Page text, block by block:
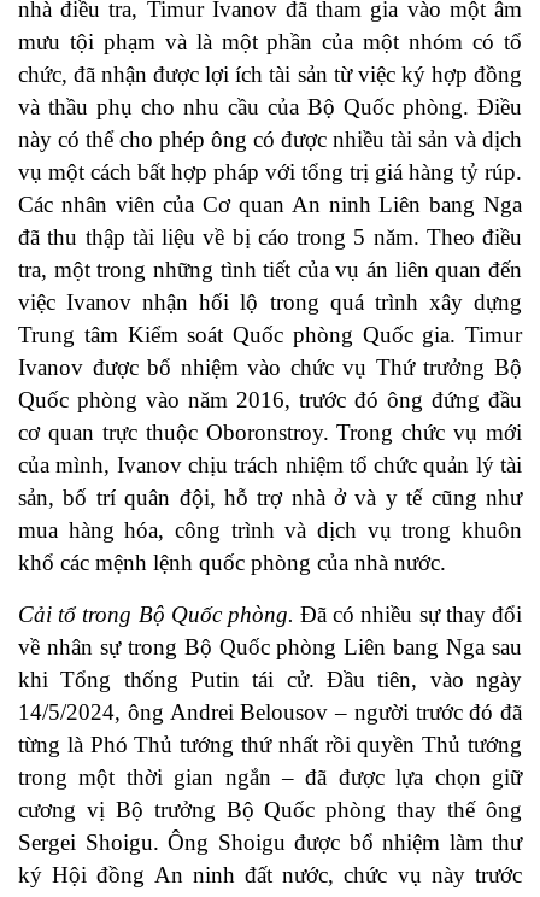
nhà điều tra, Timur Ivanov đã tham gia vào một âm
mưu tội phạm và là một phần của một nhóm có tổ
chức, đã nhận được lợi ích tài sản từ việc ký hợp đồng
và thầu phụ cho nhu cầu của Bộ Quốc phòng. Điều
này có thể cho phép ông có được nhiều tài sản và dịch
vụ một cách bất hợp pháp với tổng trị giá hàng tỷ rúp.
Các nhân viên của Cơ quan An ninh Liên bang Nga
đã thu thập tài liệu về bị cáo trong 5 năm. Theo điều
tra, một trong những tình tiết của vụ án liên quan đến
việc Ivanov nhận hối lộ trong quá trình xây dựng
Trung tâm Kiểm soát Quốc phòng Quốc gia. Timur
Ivanov được bổ nhiệm vào chức vụ Thứ trưởng Bộ
Quốc phòng vào năm 2016, trước đó ông đứng đầu
cơ quan trực thuộc Oboronstroy. Trong chức vụ mới
của mình, Ivanov chịu trách nhiệm tổ chức quản lý tài
sản, bố trí quân đội, hỗ trợ nhà ở và y tế cũng như
mua hàng hóa, công trình và dịch vụ trong khuôn
khổ các mệnh lệnh quốc phòng của nhà nước.
Cải tổ trong Bộ Quốc phòng.Đã có nhiều sự thay đổi
về nhân sự trong Bộ Quốc phòng Liên bang Nga sau
khi Tổng thống Putin tái cử. Đầu tiên, vào ngày
14/5/2024, ông Andrei Belousov – người trước đó đã
từng là Phó Thủ tướng thứ nhất rồi quyền Thủ tướng
trong một thời gian ngắn – đã được lựa chọn giữ
cương vị Bộ trưởng Bộ Quốc phòng thay thế ông
Sergei Shoigu. Ông Shoigu được bổ nhiệm làm thư
ký Hội đồng An ninh đất nước, chức vụ này trước